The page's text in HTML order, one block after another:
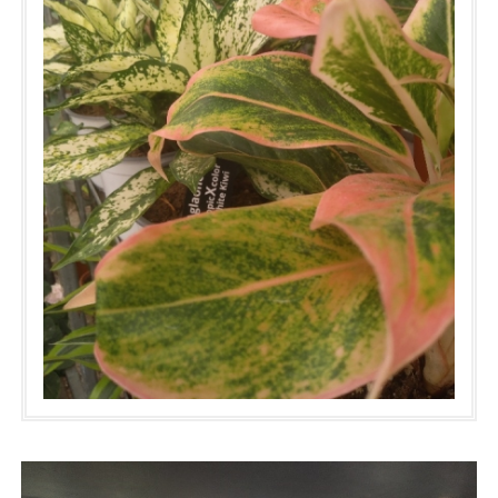
πρσαρμοστεί στις διαστάσεις και τις απαιτήσεις του χώρου με
ψηλόλιγνα φυτά και πέτρες μικρής διαμέτρου, ώστε με την
πάροδο του χρόνου να μην δημιουργηθούν προβλήματα.
Εσωτερικοί εξώστες με μικρά "δύσκολα" στη διαχείριση κενά-
αίθρια μπορούν επίσης να αποτελέσουν τη βάση ενός πολύ
κομψού και λειτουργικού cour anglaise. Σε αυτήν την
περίπτωση πολλά φυτά εσωτερικού χώρου μπορούν να
χρησιμεύσουν ως βασικά στοιχεία σε μια ολοκληρωμένη
"πράσινη" εικόνα. Ακόμα και ένα πετρόχτιστο τοιχίο
αντιστήριξης, μια απο τις πιο διαδεδομένες τεχνικές σε μέρη με
έντονη κλίση, μπορεί να χρησιμοποιηθεί με τεράστια επιτυχία
ως το ιδανικό φόντο των cour anglaise. Παχύφυτα, κισσοί,
κάκτοι ακόμη και μικρά φοινικοειδή, θάμνοι σε νανοειδή μορφή
μεγάλα βότσαλα και φλούδες πεύκου συνιστούν τα
εντυπωσιακότερα σκηνικά με φαντασία αλλά και διάρκεια.
Οι Φιλιππίνες είναι μια χώρα στην νοτιοανατολική γωνιά της
Ασίας με ξεχωριστή παραδοση, κουλτούρα και πολιτισμό που
διαθέτει επίσης και μια ευρεία πολυπλοκότητα σε διαφορετικά
είδη πανίδας και χλωρίδας. Ειδικά όσον αφορά την χλωρίδα, τα
φυτά που προέρχονται από αυτό το σημείο του πλανήτη
διακρίνονται για το πλούσιο και εντυπωσιακό σαν ζωγραφιά
φύλλωμά τους, όπως και για τα ιδιόρρυθμα και πολλές φορές
αρωματικά τους άνθη. Η χόγια ανήκει δικαιωματικά σε αυτήν
την κατηγορία, εαν παρατηρήσει κανείς προσεκτικά έστω και
20 με 30 απο τα 700 συνολικά είδη της, κάθώς στη χώρα μας με
δυσκολία και σε εξαιρετικά σπάνιες περιπτώσεις μπορεί κανείς
στην ατμόσφαιρα, όπως και τις υψηλές όλο το χρόνο